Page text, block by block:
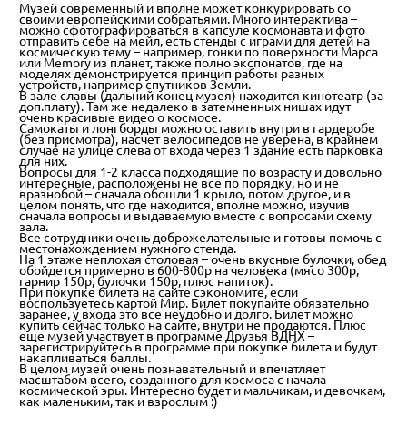
Музей современный и вполне может конкурировать со
своими европейскими собратьями. Много интерактива –
можно сфотографироваться в капсуле космонавта и фото
отправить себе на мейл, есть стенды с играми для детей на
космическую тему – например, гонки по поверхности Марса
или Memory из планет, также полно экспонатов, где на
моделях демонстрируется принцип работы разных
устройств, например спутников Земли.
В зале славы (дальний конец музея) находится кинотеатр (за
доп.плату). Там же недалеко в затемненных нишах идут
очень красивые видео о космосе.
Самокаты и лонгборды можно оставить внутри в гардеробе
(без присмотра), насчет велосипедов не уверена, в крайнем
случае на улице слева от входа через 1 здание есть парковка
для них.
Вопросы для 1-2 класса подходящие по возрасту и довольно
интересные, расположены не все по порядку, но и не
вразнобой – сначала обошли 1 крыло, потом другое, и в
целом понять, что где находится, вполне можно, изучив
сначала вопросы и выдаваемую вместе с вопросами схему
зала.
Все сотрудники очень доброжелательные и готовы помочь с
местонахождением нужного стенда.
На 1 этаже неплохая столовая – очень вкусные булочки, обед
обойдется примерно в 600-800р на человека (мясо 300р,
гарнир 150р, булочки 150р, плюс напиток).
При покупке билета на сайте сэкономите, если
воспользуетесь картой Мир. Билет покупайте обязательно
заранее, у входа это все неудобно и долго. Билет можно
купить сейчас только на сайте, внутри не продаются. Плюс
еще музей участвует в программе Друзья ВДНХ –
зарегистрируйтесь в программе при покупке билета и будут
накапливаться баллы.
В целом музей очень познавательный и впечатляет
масштабом всего, созданного для космоса с начала
космической эры. Интересно будет и мальчикам, и девочкам,
как маленьким, так и взрослым :)